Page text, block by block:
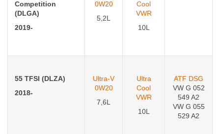
Competition
(DLGA)
2019-
0W20
5,2L
Cool
VWR
10L
55 TFSI (DLZA)
2018-
Ultra-V
0W20
7,6L
Ultra
Cool
VWR
10L
ATF DSG
VW G 052
549 A2
VW G 055
529 A2